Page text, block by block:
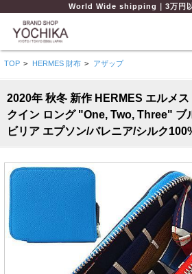
World Wide shipping｜3万円
TOP > HERMES 財布 > アザップ
2020年 秋冬 新作 HERMES エルメ
クイン ロング "One, Two, Three" ブ
ビリア エプソン/バレニア/シルク